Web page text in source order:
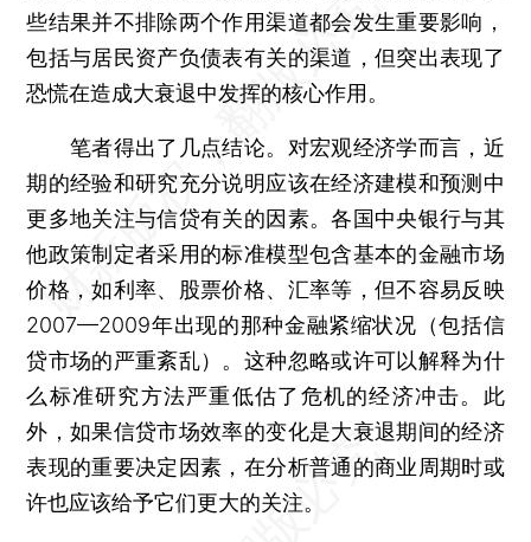
些结果并不排除两个作用渠道都会发生重要影响，
包括与居民资产负债表有关的渠道，但突出表现了
恐慌在造成大衰退中发挥的核心作用。
笔者得出了几点结论。对宏观经济学而言，近
期的经验和研究充分说明应该在经济建模和预测中
更多地关注与信贷有关的因素。各国中央银行与其
他政策制定者采用的标准模型包含基本的金融市场
价格，如利率、股票价格、汇率等，但不容易反映
2007—2009年出现的那种金融紧缩状况（包括信
贷市场的严重紊乱）。这种忽略或许可以解释为什
么标准研究方法严重低估了危机的经济冲击。此
外，如果信贷市场效率的变化是大衰退期间的经济
表现的重要决定因素，在分析普通的商业周期时或
许也应该给予它们更大的关注。